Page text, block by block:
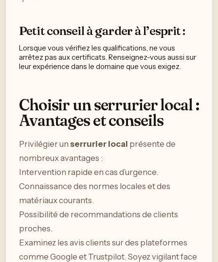
Petit conseil à garder à l’esprit :
Lorsque vous vérifiez les qualifications, ne vous
arrêtez pas aux certificats. Renseignez-vous aussi sur
leur expérience dans le domaine que vous exigez.
Choisir un serrurier local :
Avantages et conseils
Privilégier un serrurier local présente de
nombreux avantages :
Intervention rapide en cas d’urgence.
Connaissance des normes locales et des
matériaux courants.
Possibilité de recommandations de clients
proches.
Examinez les avis clients sur des plateformes
comme Google et Trustpilot. Soyez vigilant face